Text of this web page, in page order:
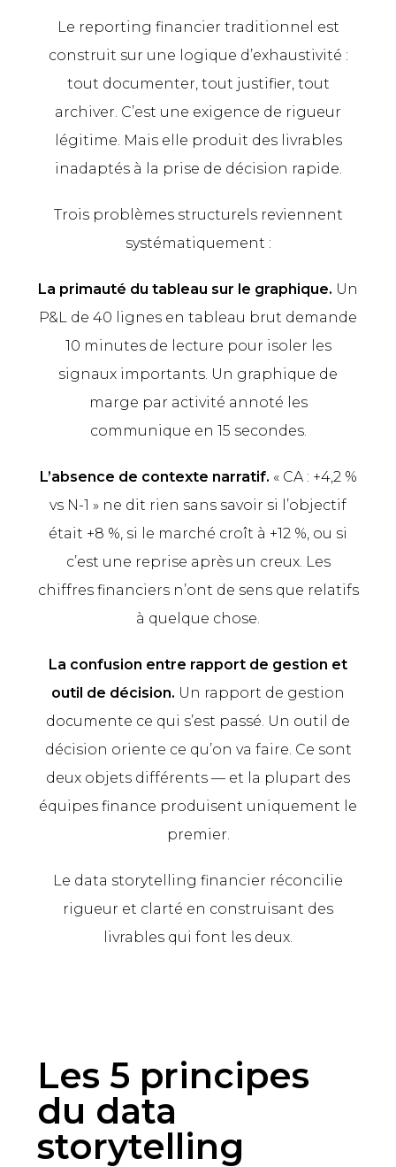
Le reporting financier traditionnel est
construit sur une logique d’exhaustivité :
tout documenter, tout justifier, tout
archiver. C’est une exigence de rigueur
légitime. Mais elle produit des livrables
inadaptés à la prise de décision rapide.
Trois problèmes structurels reviennent
systématiquement :
La primauté du tableau sur le graphique. Un
P&L de 40 lignes en tableau brut demande
10 minutes de lecture pour isoler les
signaux importants. Un graphique de
marge par activité annoté les
communique en 15 secondes.
L’absence de contexte narratif. « CA : +4,2 %
vs N-1 » ne dit rien sans savoir si l’objectif
était +8 %, si le marché croît à +12 %, ou si
c’est une reprise après un creux. Les
chiffres financiers n’ont de sens que relatifs
à quelque chose.
La confusion entre rapport de gestion et
outil de décision. Un rapport de gestion
documente ce qui s’est passé. Un outil de
décision oriente ce qu’on va faire. Ce sont
deux objets différents — et la plupart des
équipes finance produisent uniquement le
premier.
Le data storytelling financier réconcilie
rigueur et clarté en construisant des
livrables qui font les deux.
Les 5 principes
du data
storytelling